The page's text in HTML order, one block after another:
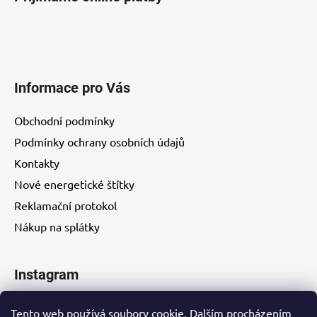
Tento web používá soubory cookie. Dalším procházením
Informace pro Vás
Obchodní podmínky
Podmínky ochrany osobních údajů
Kontakty
Nové energetické štítky
Reklamační protokol
Nákup na splátky
Instagram